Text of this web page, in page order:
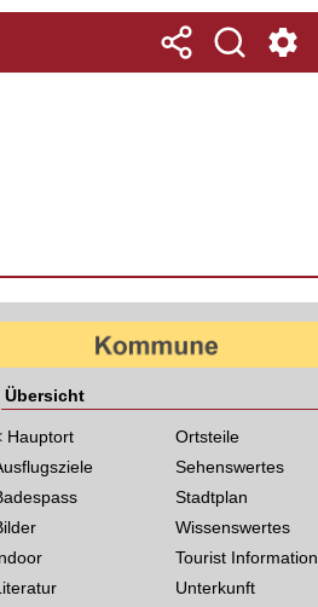
Übersicht
Hauptort
Ortsteile
Sehenswertes
Stadtplan
Wissenswertes
Tourist Information
Unterkunft